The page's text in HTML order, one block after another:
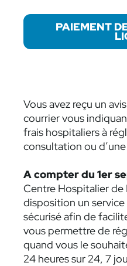
PAIEMENT
Vous avez reçu un
courrier vous
frais hospitaliers à
consultation ou
A compter du 1er
Centre Hospitalier de
disposition un
sécurisé afin de
vous permettre de
quand vous le
24 heures sur 24, 7